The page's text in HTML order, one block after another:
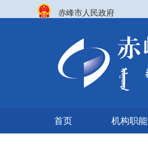
赤峰市人民政府
首页 机构职能